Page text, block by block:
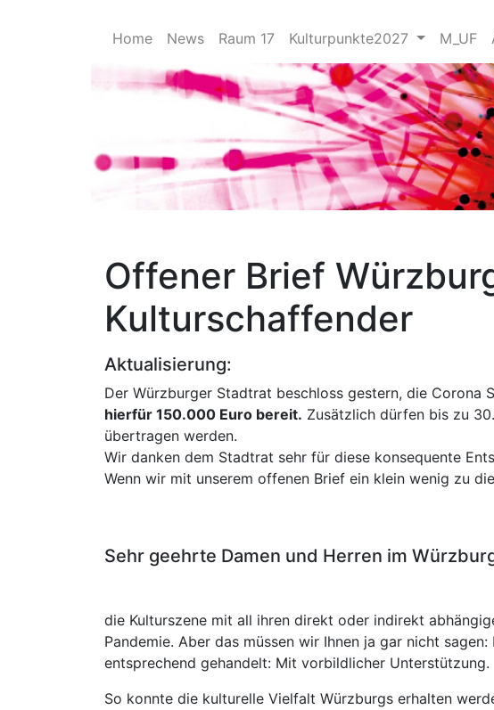
Home News Raum 17 Kulturpunkte2027 M_UF
Offener Brief
Kulturschaffender
Aktualisierung:
Der Würzburger Stadtrat beschloss gestern, die Corona
hierfür 150.000 Euro bereit. Zusätzlich dürfen bis zu
übertragen werden.
Wir danken dem Stadtrat sehr für diese konsequente
Wenn wir mit unserem offenen Brief ein klein wenig zu
Sehr geehrte Damen und Herren im
die Kulturszene mit all ihren direkt oder indirekt
Pandemie. Aber das müssen wir Ihnen ja gar nicht
entsprechend gehandelt: Mit vorbildlicher Unterstützung.
So konnte die kulturelle Vielfalt Würzburgs erhalten